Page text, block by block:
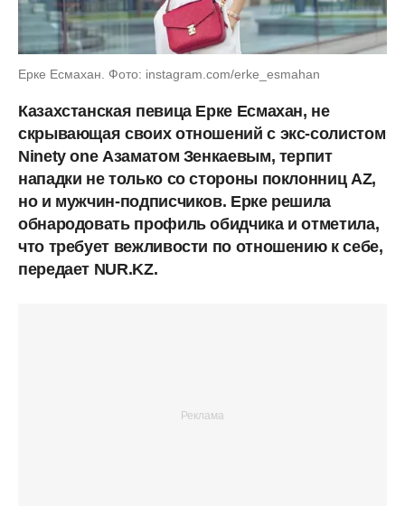
Ерке Есмахан. Фото: instagram.com/erke_esmahan
Казахстанская певица Ерке Есмахан, не
скрывающая своих отношений с экс-солистом
Ninety one Азаматом Зенкаевым, терпит
нападки не только со стороны поклонниц AZ,
но и мужчин-подписчиков. Ерке решила
обнародовать профиль обидчика и отметила,
что требует вежливости по отношению к себе,
передает NUR.KZ.